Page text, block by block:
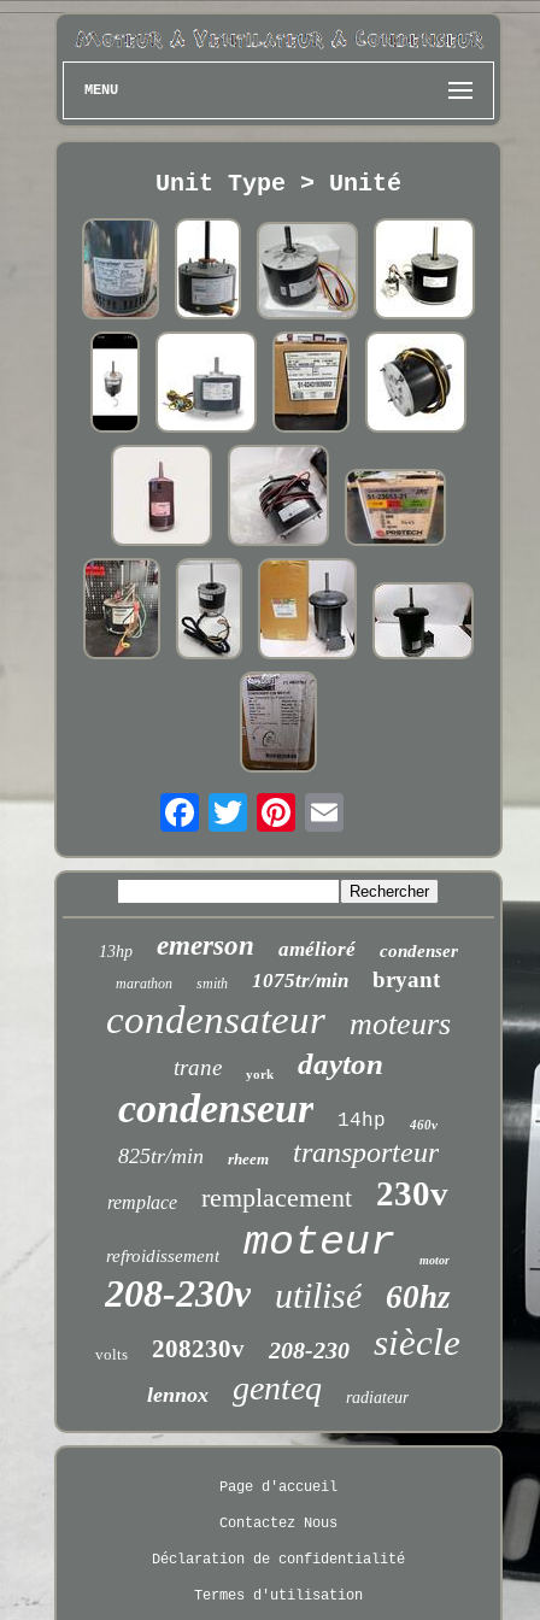
MENU
Unit Type > Unité
13hp emerson amélioré condenser
marathon smith 1075tr/min bryant
condensateur moteurs
trane york dayton
condenseur 14hp 460v
825tr/min rheem transporteur
remplace remplacement 230v
refroidissement moteur motor
208-230v utilisé 60hz
volts 208230v 208-230 siècle
lennox genteq radiateur
Page d'accueil
Contactez Nous
Déclaration de confidentialité
Termes d'utilisation